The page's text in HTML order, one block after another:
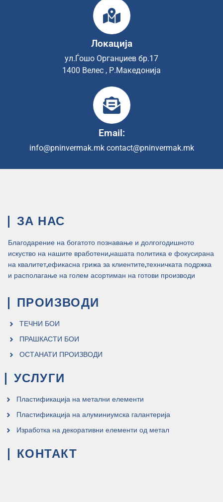
Локација
ул.Ѓошо Органџиев бр.17
1400 Велес , Р.Македонија
Email:
info@pninvermak.mk contact@pninvermak.mk
ЗА НАС
Благодарение на богатото познавање и долгогодишното
искуство на нашите вработени,нашата политика е фокусирана
на квалитет,ефикасна грижа за клиентите,техничката подржка
и располагање на голем асортиман на готови производи .
ПРОИЗВОДИ
ТЕЧНИ БОИ
ПРАШКАСТИ БОИ
ОСТАНАТИ ПРОИЗВОДИ
УСЛУГИ
Пластификација на метални елементи
Пластификација на алуминиумска галантерија
Изработка на декоративни елементи од метал
КОНТАКТ